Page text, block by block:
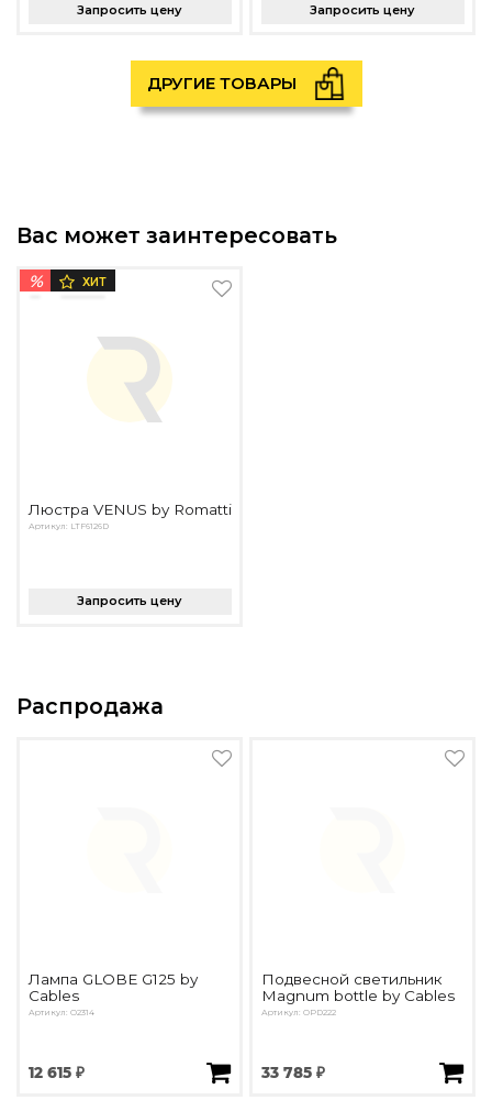
Запросить цену Запросить цену
ДРУГИЕ ТОВАРЫ
Вас может заинтересовать
% ХИТ
Люстра VENUS by Romatti
Артикул: LTF6126D
Запросить цену
Распродажа
Лампа GLOBE G125 by
Cables
Артикул: О2314
12 615 ₽
Подвесной светильник
Magnum bottle by Cables
Артикул: OPD222
33 785 ₽